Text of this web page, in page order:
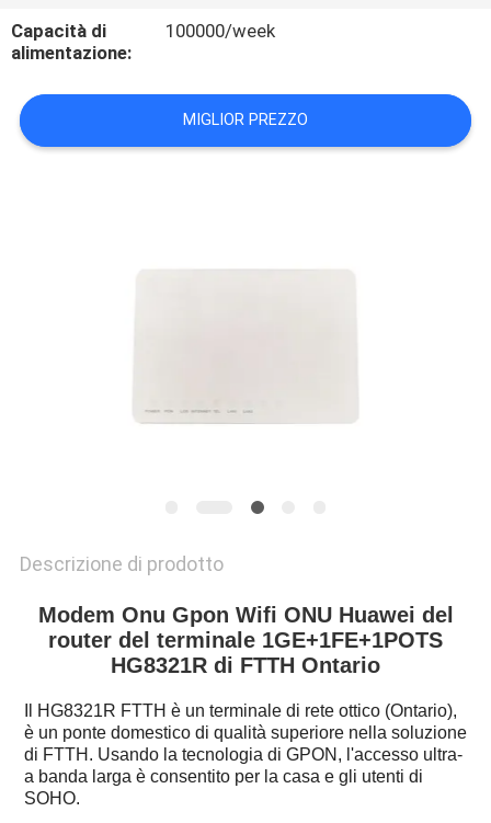
MAPPA
SITO
Capacità di
alimentazione:
100000/week
MIGLIOR PREZZO
Descrizione di prodotto
Modem Onu Gpon Wifi ONU Huawei del
router del terminale 1GE+1FE+1POTS
HG8321R di FTTH Ontario
Il HG8321R FTTH è un terminale di rete ottico (Ontario),
è un ponte domestico di qualità superiore nella soluzione
di FTTH. Usandola tecnologia di GPON, l'accesso ultra-
a banda larga è consentito per la casa e gli utenti di
SOHO.